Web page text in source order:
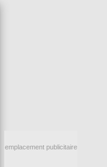
emplacement publicitaire